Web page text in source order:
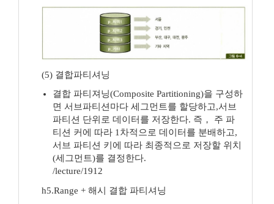
(5) 결합파티셔닝
결합 파티져닝(Composite Partitioning)을 구성하
면 서브파티션마다 세그먼트를 할당하고,서브
파티션 단위로 데이터를 저장한다. 즉， 주 파
티션 커에 따라 1차적으로 데이터를 분배하고,
서브 파티션 키에 따라 최종적으로 저장할 위치
(세그먼트)를 결정한다.
/lecture/1912
h5.Range + 해시 결합 파티셔닝